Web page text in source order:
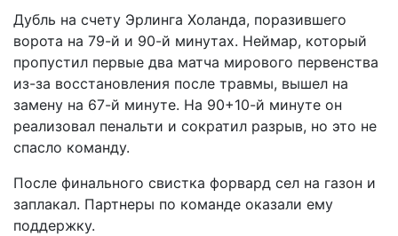
Дубль на счету Эрлинга Холанда, поразившего
ворота на 79-й и 90-й минутах. Неймар, который
пропустил первые два матча мирового первенства
из-за восстановления после травмы, вышел на
замену на 67-й минуте. На 90+10-й минуте он
реализовал пенальти и сократил разрыв, но это не
спасло команду.
После финального свистка форвард сел на газон и
заплакал. Партнеры по команде оказали ему
поддержку.